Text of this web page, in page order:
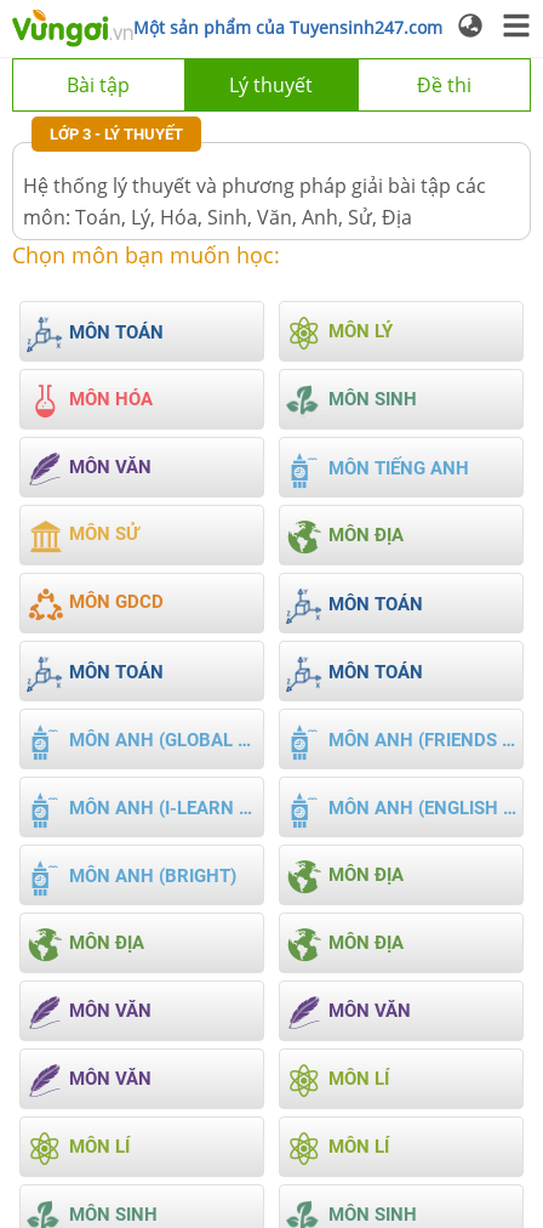
Một sản phẩm của Tuyensinh247.com
Bài tập Lý thuyết Đề thi
LỚP 3 - LÝ THUYẾT
Hệ thống lý thuyết và phương pháp giải bài tập các
môn: Toán, Lý, Hóa, Sinh, Văn, Anh, Sử, Địa
Chọn môn bạn muốn học:
MÔN TOÁN MÔN LÝ
MÔN HÓA MÔN SINH
MÔN VĂN MÔN TIẾNG ANH
MÔN SỬ MÔN ĐỊA
MÔN GDCD MÔN TOÁN
MÔN TOÁN MÔN TOÁN
MÔN ANH (GLOBAL SUCCESS) MÔN ANH (FRIENDS GLOBAL)
MÔN ANH (I-LEARN SMART WORLD) MÔN ANH (ENGLISH DISCOVERY)
MÔN ANH (BRIGHT) MÔN ĐỊA
MÔN ĐỊA MÔN ĐỊA
MÔN VĂN MÔN VĂN
MÔN VĂN MÔN LÍ
MÔN LÍ MÔN LÍ
MÔN SINH MÔN SINH